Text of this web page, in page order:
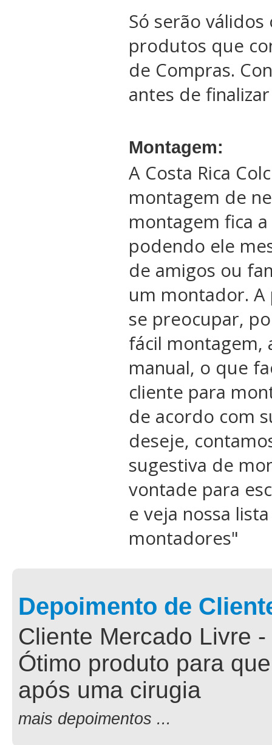
Só serão válidos
produtos que
de Compras.
antes de
Montagem:
A Costa Rica
montagem de
montagem fica
podendo ele
de amigos ou
um montador. A
se preocupar,
fácil montagem,
manual, o que
cliente para
de acordo com
deseje,
sugestiva de
vontade para
e veja nossa
montadores"
Depoimento de
Cliente Mercado Livre
Ótimo produto para
após uma cirugia
mais depoimentos ...